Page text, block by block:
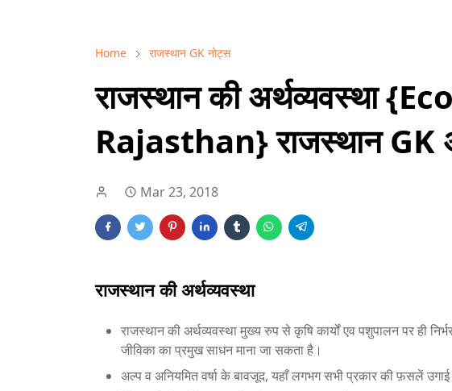
Home राजस्थान GK नोट्स
राजस्थान की अर्थव्यवस्था
Rajasthan} राजस्थान GK
Mar 23, 2018
राजस्थान की अर्थव्यवस्था
राजस्थान की अर्थव्यवस्था मुख्य रुप से कृषि कार्यों एव पशुपालन पर ही
जीविका का प्रमुख साधन माना जा सकता है।
अल्प व अनियमित वर्षा के बावजूद, यहाँ लगभग सभी प्रकार की फ़सलें उगाई